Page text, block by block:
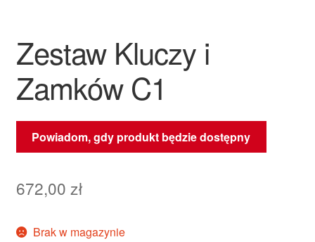
Wózek
Zamówienia
Zasady i warunki
Zestaw Kluczy i
Zamków C1
Powiadom, gdy produkt będzie dostępny
672,00 zł
Brak w magazynie